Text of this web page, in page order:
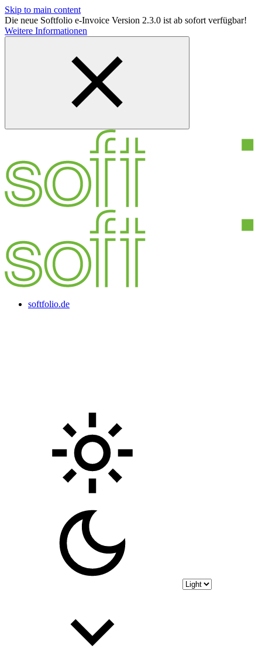
Skip to main content
Die neue Softfolio e-Invoice Version 2.3.0 ist ab sofort verfügbar!
Weitere Informationen
softfolio.de